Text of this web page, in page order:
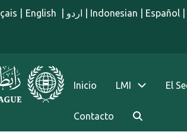
English اردو Indonesian Español
Inicio LMI El
Contacto